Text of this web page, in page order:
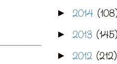
► 2014
► 2013 (145)
► 2012 (212)